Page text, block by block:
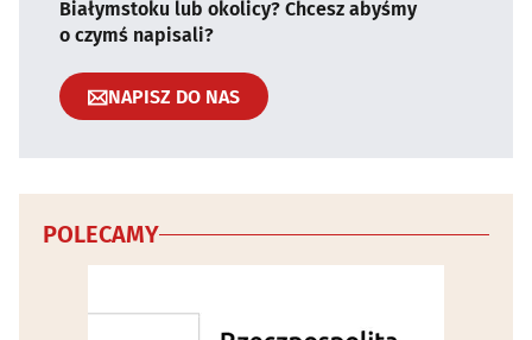
Białymstoku lub okolicy? Chcesz abyśmy
o czymś napisali?
NAPISZ DO NAS
POLECAMY